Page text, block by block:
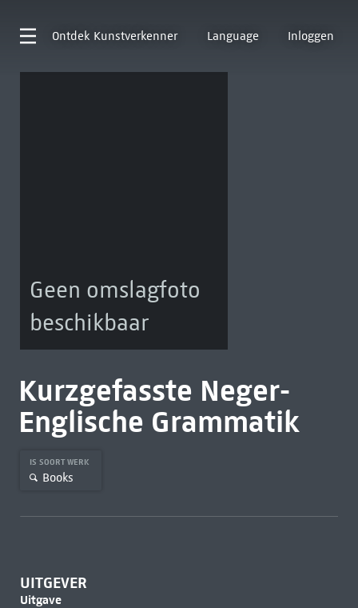
Ontdek Kunstverkenner Language Inloggen
Geen omslagfoto
beschikbaar
Kurzgefasste Neger-
Englische Grammatik
IS SOORT WERK
Books
UITGEVER
Uitgave